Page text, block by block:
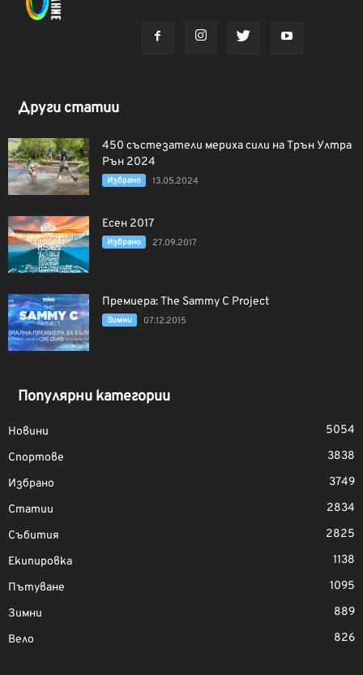
Други статии
450 състезатели мериха сили на Трън Ултра
Рън 2024
Избрано 13.05.2024
Есен 2017
Избрано 27.09.2017
Премиера: The Sammy C Project
Зимни 07.12.2015
Популярни категории
Новини
5054
Спортове
3838
Избрано
3749
Статии
2834
Събития
2825
Екипировка
1138
Пътуване
1095
Зимни
889
Вело
826